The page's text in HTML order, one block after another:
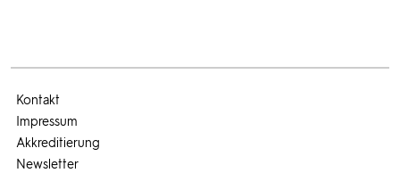
Kontakt
Impressum
Akkreditierung
Newsletter